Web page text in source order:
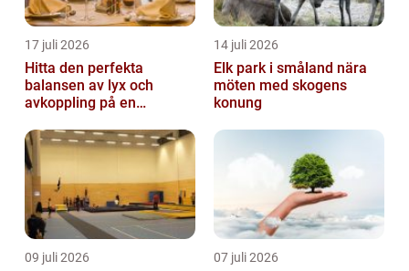
17 juli 2026
Hitta den perfekta
balansen av lyx och
avkoppling på en
Östermalm
14 juli 2026
Elk park i småland nära
möten med skogens
konung
09 juli 2026 07 juli 2026